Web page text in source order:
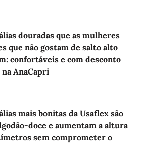
douradas que as mulheres
que não gostam de salto alto
confortáveis e com desconto
AnaCapri
mais bonitas da Usaflex são
doce e aumentam a altura
sem comprometer o